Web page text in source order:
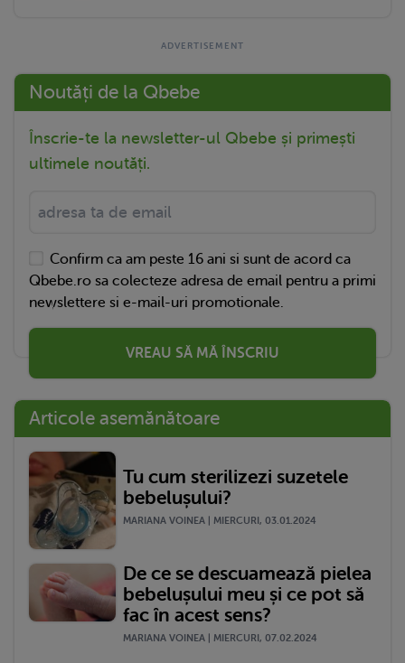
Noutăți de la Qbebe
Înscrie-te la newsletter-ul Qbebe și primești
ultimele noutăți.
Confirm ca am peste 16 ani si sunt de acord ca
Qbebe.ro sa colecteze adresa de email pentru a primi
newslettere si e-mail-uri promotionale.
VREAU SĂ MĂ ÎNSCRIU
Articole asemănătoare
Tu cum sterilizezi suzetele
bebelușului?
MARIANA VOINEA | MIERCURI, 03.01.2024
De ce se descuamează pielea
bebelușului meu și ce pot să
fac în acest sens?
MARIANA VOINEA | MIERCURI, 07.02.2024